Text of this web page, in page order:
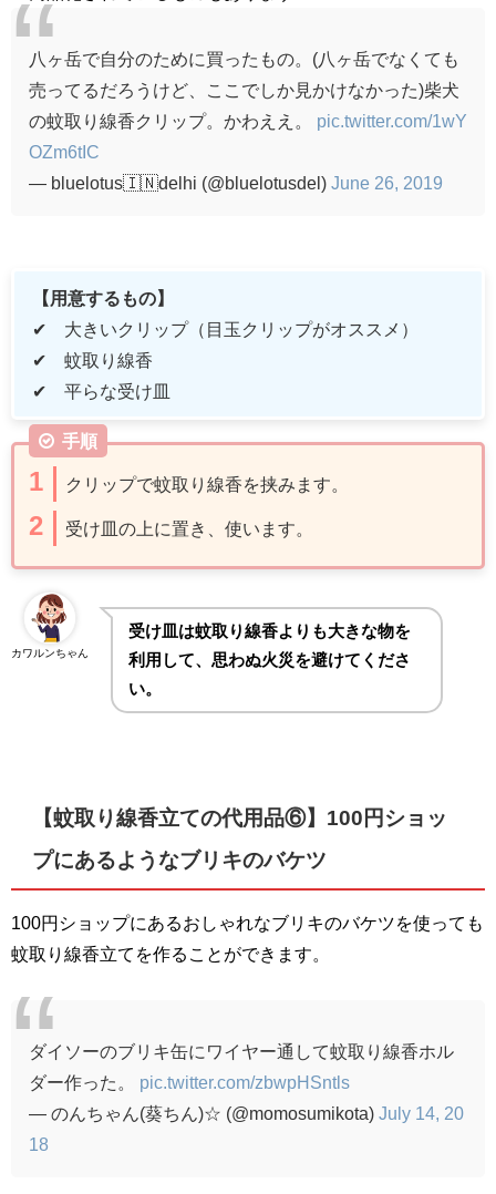
八ヶ岳で自分のために買ったもの。(八ヶ岳でなくても
売ってるだろうけど、ここでしか見かけなかった)柴犬
の蚊取り線香クリップ。かわええ。 pic.twitter.com/1wY
OZm6tIC
— bluelotus🇮🇳delhi (@bluelotusdel) June 26, 2019
【用意するもの】
✔ 大きいクリップ（目玉クリップがオススメ）
✔ 蚊取り線香
✔ 平らな受け皿
手順
クリップで蚊取り線香を挟みます。
受け皿の上に置き、使います。
カワルンちゃん
受け皿は蚊取り線香よりも大きな物を
利用して、思わぬ火災を避けてくださ
い。
【蚊取り線香立ての代用品⑥】100円ショッ
プにあるようなブリキのバケツ
100円ショップにあるおしゃれなブリキのバケツを使っても
蚊取り線香立てを作ることができます。
ダイソーのブリキ缶にワイヤー通して蚊取り線香ホル
ダー作った。 pic.twitter.com/zbwpHSntls
— のんちゃん(葵ちん)☆ (@momosumikota) July 14, 20
18